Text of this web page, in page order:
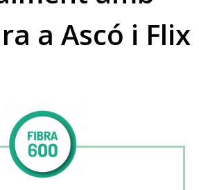
a Ascó i Flix